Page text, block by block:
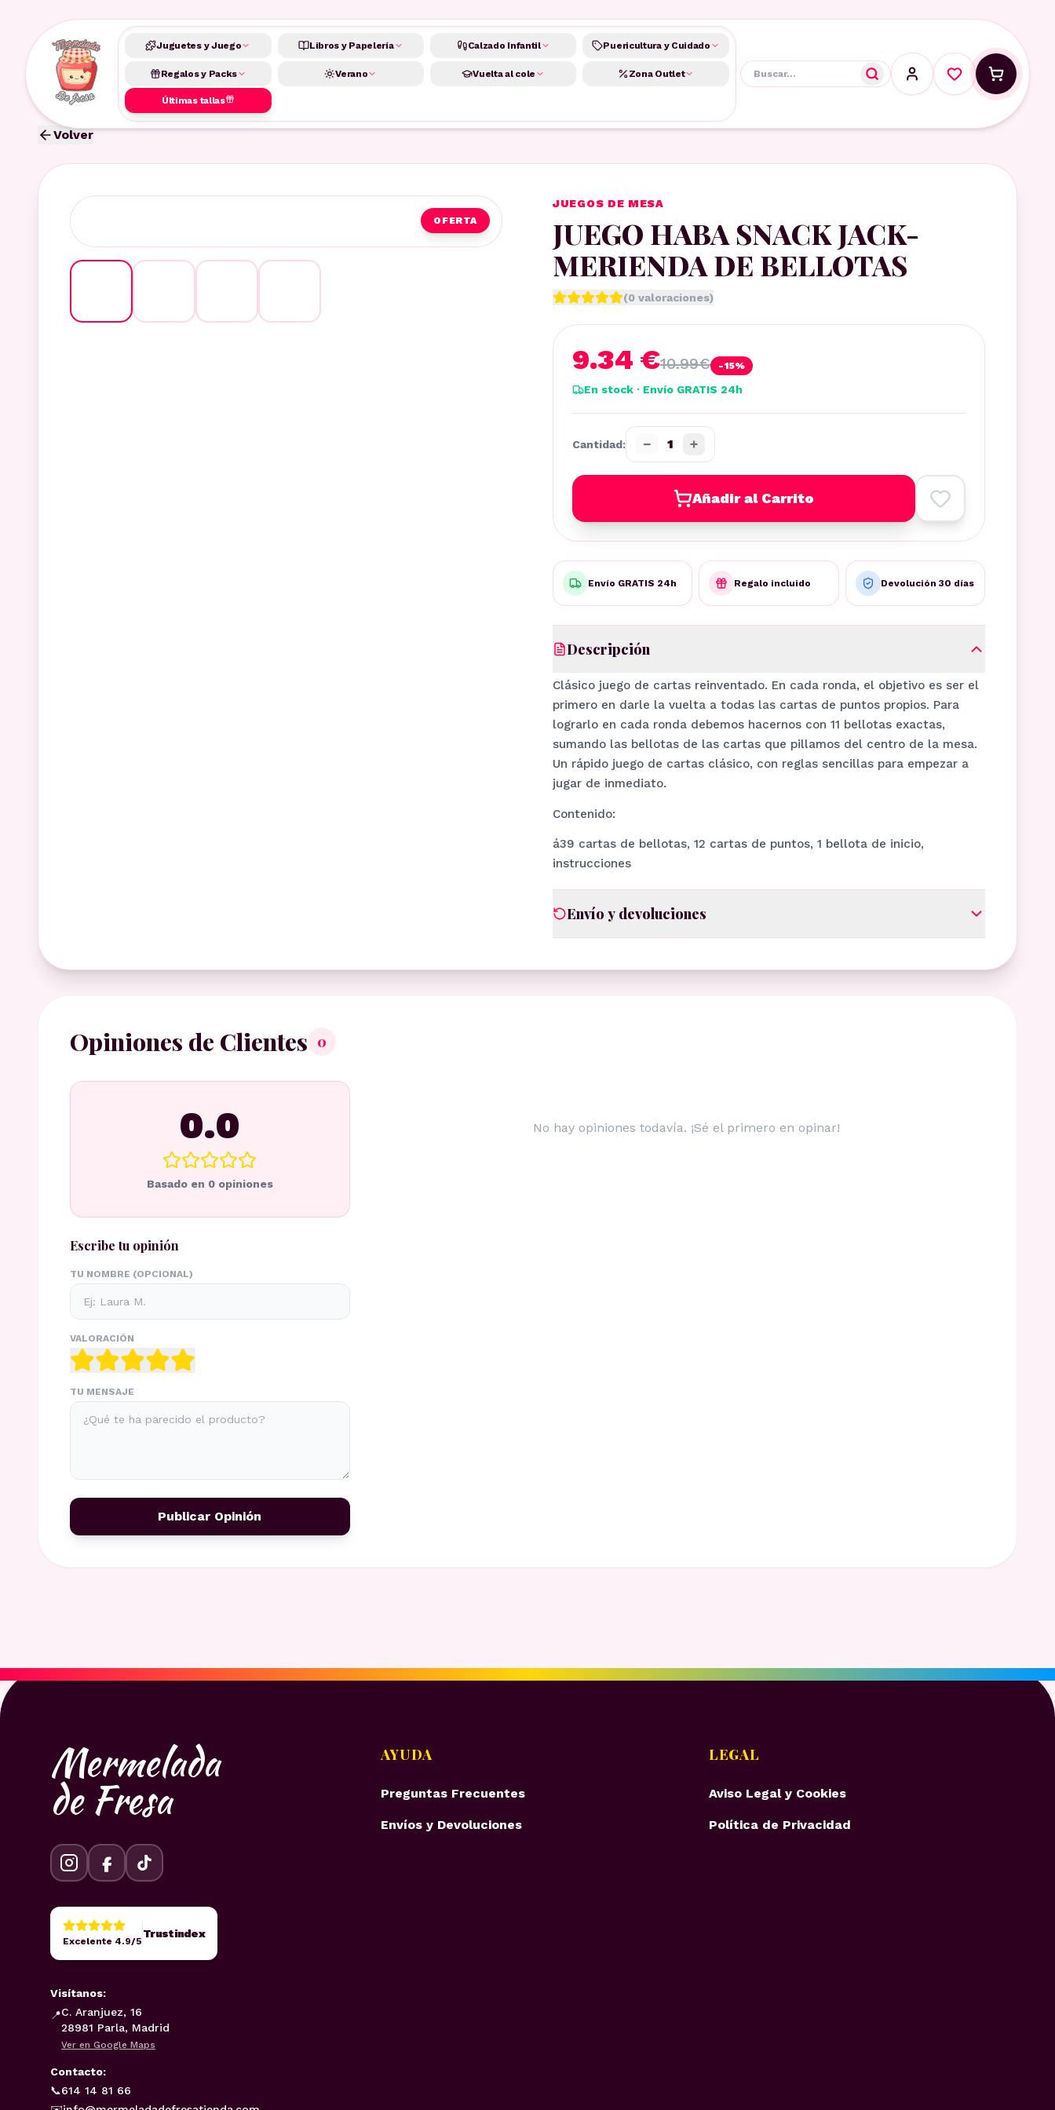
Juguetes y Juego Libros y Papelería Calzado Infantil Puericultura y Cuidado
Regalos y Packs Verano Vuelta al cole Zona Outlet
Últimas tallas
Volver
OFERTA
JUEGOS DE MESA
JUEGO HABA SNACK JACK-
MERIENDA DE BELLOTAS
(0 valoraciones)
9.34 €10.99€ -15%
En stock · Envío GRATIS 24h
Cantidad: − 1 +
Añadir al Carrito
Envío GRATIS 24h Regalo incluido Devolución 30 días
Descripción
Clásico juego de cartas reinventado. En cada ronda, el objetivo es ser el
primero en darle la vuelta a todas las cartas de puntos propios. Para
lograrlo en cada ronda debemos hacernos con 11 bellotas exactas,
sumando las bellotas de las cartas que pillamos del centro de la mesa.
Un rápido juego de cartas clásico, con reglas sencillas para empezar a
jugar de inmediato.
Contenido:
á39 cartas de bellotas, 12 cartas de puntos, 1 bellota de inicio,
instrucciones
Envío y devoluciones
Opiniones de Clientes 0
0.0
Basado en 0opiniones
Escribe tu opinión
TU NOMBRE (OPCIONAL)
VALORACIÓN
TU MENSAJE
Publicar Opinión
No hay opiniones todavía. ¡Sé el primero en opinar!
Mermelada
de Fresa
Excelente 4.9/5
Trustindex
Visítanos:
📍C. Aranjuez, 16
28981 Parla, Madrid
Ver en Google Maps
Contacto:
📞614 14 81 66
AYUDA
Preguntas Frecuentes
Envíos y Devoluciones
LEGAL
Aviso Legal y Cookies
Política de Privacidad